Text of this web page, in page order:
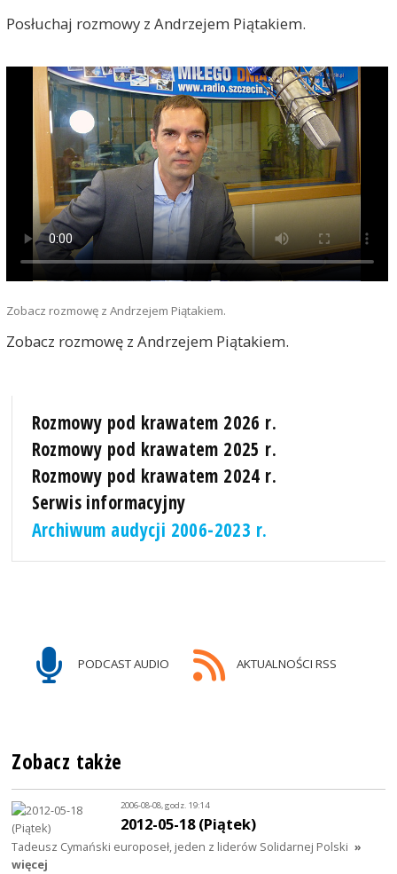
Posłuchaj rozmowy z Andrzejem Piątakiem.
Zobacz rozmowę z Andrzejem Piątakiem.
Zobacz rozmowę z Andrzejem Piątakiem.
Rozmowy pod krawatem 2026 r.
Rozmowy pod krawatem 2025 r.
Rozmowy pod krawatem 2024 r.
Serwis informacyjny
Archiwum audycji 2006-2023 r.
PODCAST AUDIO AKTUALNOŚCI RSS
Zobacz także
2006-08-08, godz. 19:14
2012-05-18 (Piątek)
Tadeusz Cymański europoseł, jeden z liderów Solidarnej Polski »
więcej